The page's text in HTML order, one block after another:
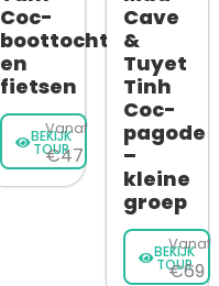
Coc-
boottocht
en
fietsen
BEKIJK
TOUR
Vanaf
€47
Cave
&
Tuyet
Tinh
Coc-
pagode
–
kleine
groep
BEKIJK
TOUR
Vanaf
€69